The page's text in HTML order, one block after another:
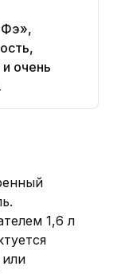
Фэ»,
очень
1,6 л